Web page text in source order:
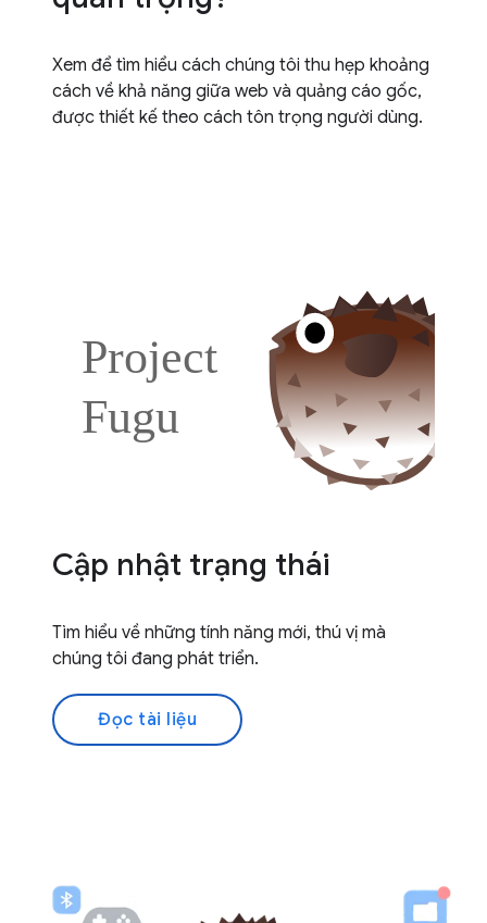
Xem để tìm hiểu cách chúng tôi thu hẹp khoảng
cách về khả năng giữa web và quảng cáo gốc,
được thiết kế theo cách tôn trọng người dùng.
Cập nhật trạng thái
Tìm hiểu về những tính năng mới, thú vị mà
chúng tôi đang phát triển.
Đọc tài liệu